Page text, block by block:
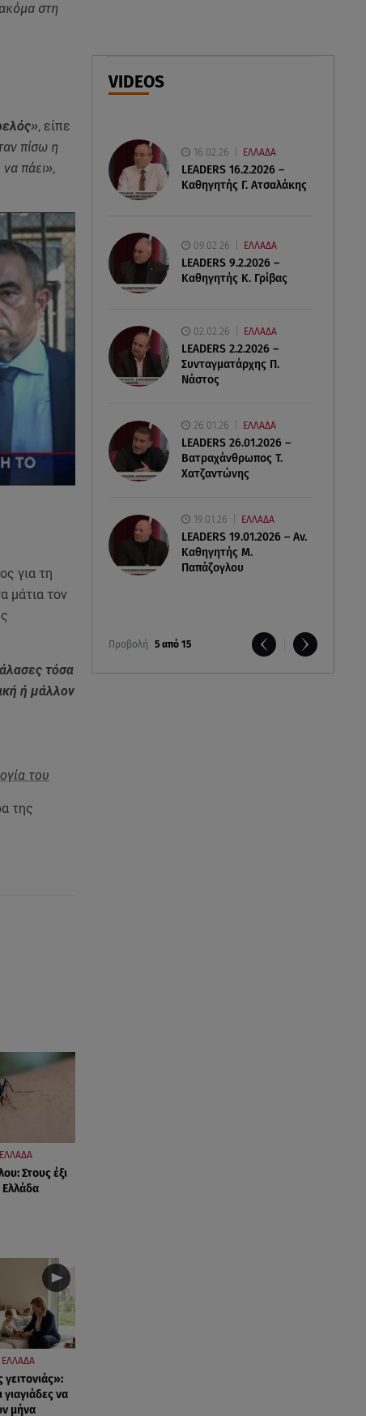
26χρονος - Τήρησε το δικαίωμα
της σιωπής
VIDEOS
16.02.26 ΕΛΛΑΔΑ
LEADERS 16.2.2026 –
Καθηγητής Γ. Ατσαλάκης
09.02.26 ΕΛΛΑΔΑ
LEADERS 9.2.2026 –
Καθηγητής Κ. Γρίβας
02.02.26 ΕΛΛΑΔΑ
LEADERS 2.2.2026 –
Συνταγματάρχης Π.
Νάστος
26.01.26 ΕΛΛΑΔΑ
LEADERS 26.01.2026 –
Βατραχάνθρωπος Τ.
Χατζαντώνης
19.01.26 ΕΛΛΑΔΑ
LEADERS 19.01.2026 – Αν.
Καθηγητής Μ.
Παπάζογλου
Προβολή 5 από 15
στη
», είπε
πίσω η
πάει»,
για τη
μάτια τον
τόσα
ή μάλλον
του
της
ΕΛΛΑΔΑ
Στους έξι
Ελλάδα
ΕΛΛΑΔΑ
να
μήνα